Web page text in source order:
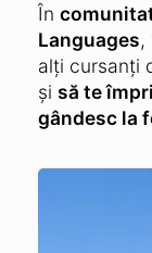
În
Languages,
alți cursanți
și să te
gândesc la